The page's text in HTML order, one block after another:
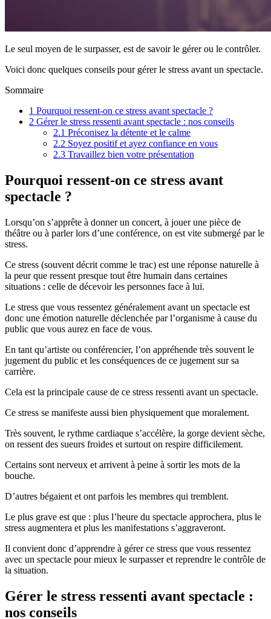
Le seul moyen de le surpasser, est de savoir le gérer ou le contrôler.
Voici donc quelques conseils pour gérer le stress avant un spectacle.
Sommaire
1 Pourquoi ressent-on ce stress avant spectacle ?
2 Gérer le stress ressenti avant spectacle : nos conseils
2.1 Préconisez la détente et le calme
2.2 Soyez positif et ayez confiance en vous
2.3 Travaillez bien votre présentation
Pourquoi ressent-on ce stress avant
spectacle ?
Lorsqu’on s’apprête à donner un concert, à jouer une pièce de
théâtre ou à parler lors d’une conférence, on est vite submergé par le
stress.
Ce stress (souvent décrit comme le trac) est une réponse naturelle à
la peur que ressent presque tout être humain dans certaines
situations : celle de décevoir les personnes face à lui.
Le stress que vous ressentez généralement avant un spectacle est
donc une émotion naturelle déclenchée par l’organisme à cause du
public que vous aurez en face de vous.
En tant qu’artiste ou conférencier, l’on appréhende très souvent le
jugement du public et les conséquences de ce jugement sur sa
carrière.
Cela est la principale cause de ce stress ressenti avant un spectacle.
Ce stress se manifeste aussi bien physiquement que moralement.
Très souvent, le rythme cardiaque s’accélère, la gorge devient sèche,
on ressent des sueurs froides et surtout on respire difficilement.
Certains sont nerveux et arrivent à peine à sortir les mots de la
bouche.
D’autres bégaient et ont parfois les membres qui tremblent.
Le plus grave est que : plus l’heure du spectacle approchera, plus le
stress augmentera et plus les manifestations s’aggraveront.
Il convient donc d’apprendre à gérer ce stress que vous ressentez
avec un spectacle pour mieux le surpasser et reprendre le contrôle de
la situation.
Gérer le stress ressenti avant spectacle :
nos conseils